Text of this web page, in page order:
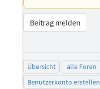
Beitrag melden
Übersicht alle Foren
Benutzerkonto erstellen